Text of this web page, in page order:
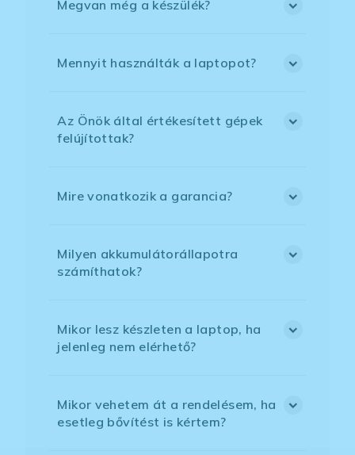
Megvan még a készülék?
Mennyit használták a laptopot?
Az Önök által értékesített gépek
felújítottak?
Mire vonatkozik a garancia?
Milyen akkumulátorállapotra
számíthatok?
Mikor lesz készleten a laptop, ha
jelenleg nem elérhető?
Mikor vehetem át a rendelésem, ha
esetleg bővítést is kértem?